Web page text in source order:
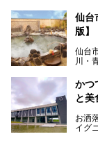
ー
提供
硫黄
質が
の旅
す。
今回
セレ
仙台
版】
仙台
川・
人気
よく
仙台
時な
かつ
と美
お洒
イグ